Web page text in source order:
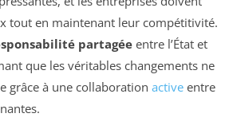
tout en maintenant leur compétitivité.
partagée entre l’État et
que les véritables changements ne
grâce à une collaboration active entre